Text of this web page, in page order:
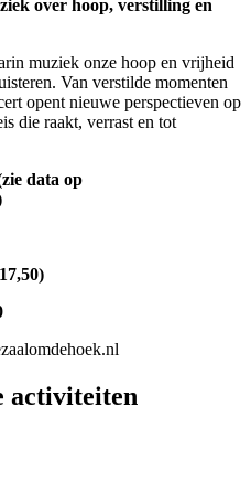
over hoop, verstilling en
muziek onze hoop en vrijheid
Van verstilde momenten
opent nieuwe perspectieven op
die raakt, verrast en tot
data op
activiteiten